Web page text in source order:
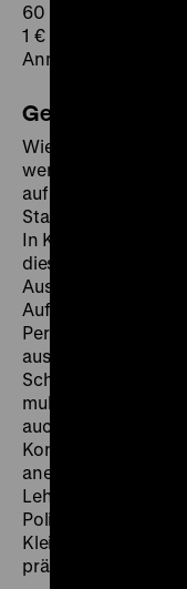
60 Minuten
1 € pro Schüler,
Anmeldung
Wie begründet die
werden damit
auf die Gewalt?
Staat gegen die
In Kleingruppen
diesen und
Ausstellung
Aufgaben werden
Perspektiven auf
auseinandersetzen.
Schülerinnen und
auch allgemeines
Kontext sowie das
aneignen. Die
Lehrplaninhalte
Politikunterrichts
Kleingruppen
präsentiert.